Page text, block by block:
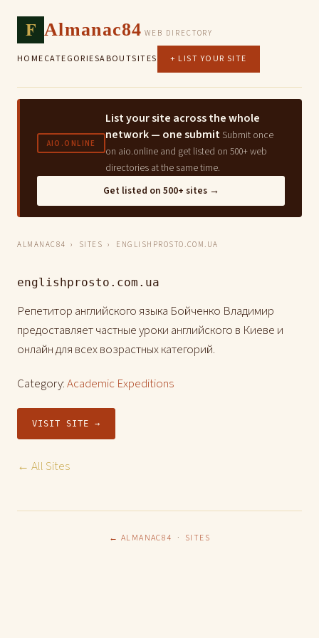
F Almanac84 WEB DIRECTORY
HOMECATEGORIESABOUTSITES + LIST YOUR SITE
AIO.ONLINE
List your site across the whole
network — one submit Submit once
on aio.online and get listed on 500+ web
directories at the same time.
Get listed on 500+ sites →
ALMANAC84 › SITES › ENGLISHPROSTO.COM.UA
englishprosto.com.ua
Репетитор английского языка Бойченко Владимир
предоставляет частные уроки английского в Киеве и
онлайн для всех возрастных категорий.
Category:Academic Expeditions
VISIT SITE →
← All Sites
← ALMANAC84 · SITES